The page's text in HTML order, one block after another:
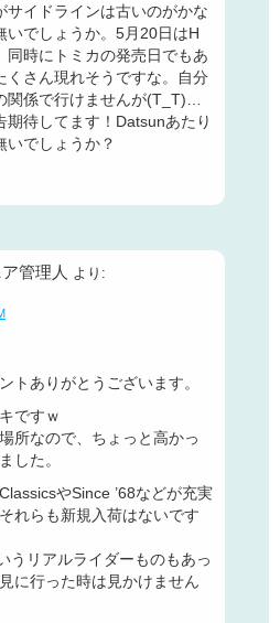
サイドラインは古いのがかな
いでしょうか。5月20日はH
同時にトミカの発売日でもあ
くさん現れそうですな。自分
関係で行けませんが(T_T)…
期待してます！Datsunあたり
いでしょうか？
管理人 より:
トありがとうございます。
ですｗ
所なので、ちょっと高かっ
した。
やSince ’68などが充実
れらも新規入荷はないです
うリアルライダーものもあっ
に行った時は見かけません